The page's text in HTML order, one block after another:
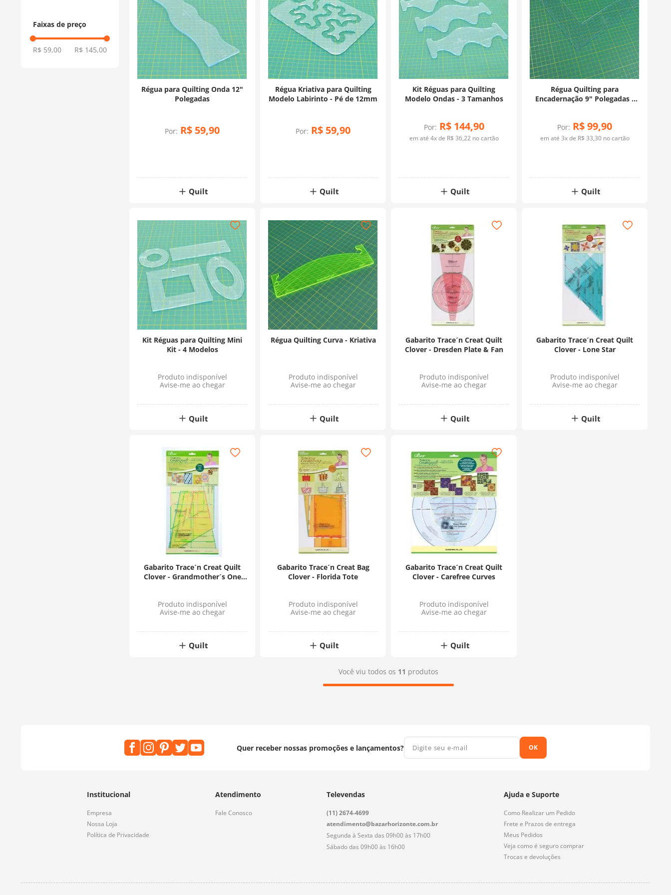
Faixas de preço
R$ 59,00 R$ 145,00
Régua para Quilting Onda 12"
Polegadas
Por: R$ 59,90
Quilt
Régua Kriativa para Quilting
Modelo Labirinto - Pé de 12mm
Por: R$ 59,90
Quilt
Kit Réguas para Quilting
Modelo Ondas - 3 Tamanhos
Por: R$ 144,90
em até 4x de R$ 36,22 no cartão
Quilt
Régua Quilting para
Encadernação 9" Polegadas -
Por: R$99,90
em até 3x de R$ 33,30no cartão
Quilt
Kit Réguas para Quilting Mini
Kit - 4 Modelos
Produto indisponível
Avise-me ao chegar
Quilt
Régua Quilting Curva - Kriativa
Produto indisponível
Avise-me ao chegar
Quilt
Gabarito Trace´n Creat Quilt
Clover - Dresden Plate & Fan
Produto indisponível
Avise-me ao chegar
Quilt
Gabarito Trace´n Creat Quilt
Clover - Lone Star
Produto indisponível
Avise-me ao chegar
Quilt
Gabarito Trace´n Creat Quilt
Clover - Grandmother´s One
Produto indisponível
Avise-me ao chegar
Quilt
Gabarito Trace´n Creat Bag
Clover - Florida Tote
Produto indisponível
Avise-me ao chegar
Quilt
Gabarito Trace´n Creat Quilt
Clover - Carefree Curves
Produto indisponível
Avise-me ao chegar
Quilt
Você viu todos os 11 produtos
Quer receber nossas promoções e lançamentos? OK
Institucional
Empresa
Nossa Loja
Política de Privacidade
Atendimento
Fale Conosco
Televendas
(11) 2674-4699
atendimento@bazarhorizonte.com.br
Segunda à Sexta das 09h00 às 17h00
Sábado das 09h00 às 16h00
Ajuda e Suporte
Como Realizar um Pedido
Frete e Prazos de entrega
Meus Pedidos
Veja como é seguro comprar
Trocas e devoluções